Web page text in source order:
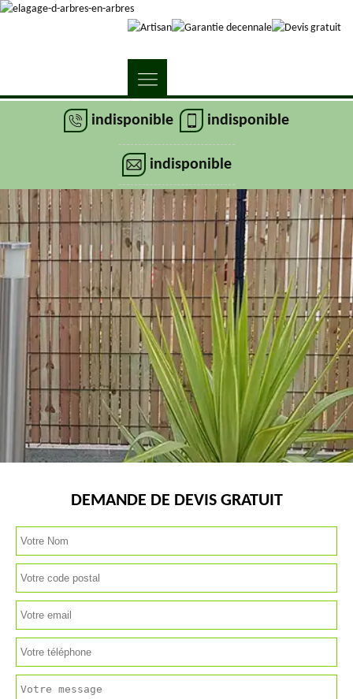
indisponible indisponible
indisponible
DEMANDE DE DEVIS GRATUIT